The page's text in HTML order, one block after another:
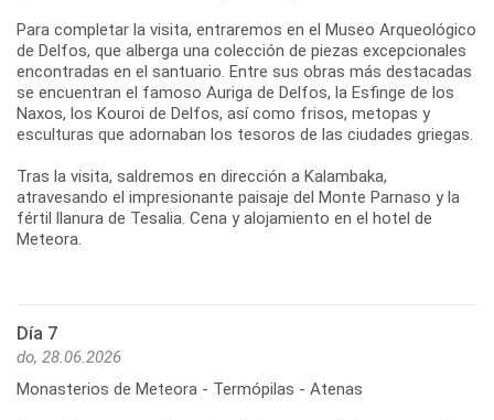
Para completar la visita, entraremos en el Museo Arqueológico
de Delfos, que alberga una colección de piezas excepcionales
encontradas en el santuario. Entre sus obras más destacadas
se encuentran el famoso Auriga de Delfos, la Esfinge de los
Naxos, los Kouroi de Delfos, así como frisos, metopas y
esculturas que adornaban los tesoros de las ciudades griegas.
Tras la visita, saldremos en dirección a Kalambaka,
atravesando el impresionante paisaje del Monte Parnaso y la
fértil llanura de Tesalia. Cena y alojamiento en el hotel de
Meteora.
Día 7
do, 28.06.2026
Monasterios de Meteora - Termópilas - Atenas